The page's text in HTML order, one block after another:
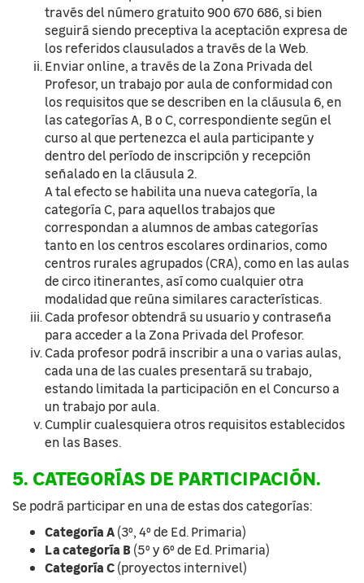
través del número gratuito 900 670 686, si bien
seguirá siendo preceptiva la aceptación expresa de
los referidos clausulados a través de la Web.
Enviar online, a través de la Zona Privada del
Profesor, un trabajo por aula de conformidad con
los requisitos que se describen en la cláusula 6, en
las categorías A, B o C, correspondiente según el
curso al que pertenezca el aula participante y
dentro del período de inscripción y recepción
señalado en la cláusula 2.
A tal efecto se habilita una nueva categoría, la
categoría C, para aquellos trabajos que
correspondan a alumnos de ambas categorías
tanto en los centros escolares ordinarios, como
centros rurales agrupados (CRA), como en las aulas
de circo itinerantes, así como cualquier otra
modalidad que reúna similares características.
Cada profesor obtendrá su usuario y contraseña
para acceder a la Zona Privada del Profesor.
Cada profesor podrá inscribir a una o varias aulas,
cada una de las cuales presentará su trabajo,
estando limitada la participación en el Concurso a
un trabajo por aula.
Cumplir cualesquiera otros requisitos establecidos
en las Bases.
5. CATEGORÍAS DE PARTICIPACIÓN.
Se podrá participar en una de estas dos categorías:
Categoría A(3º, 4º de Ed. Primaria)
La categoría B(5º y 6º de Ed. Primaria)
Categoría C(proyectos internivel)